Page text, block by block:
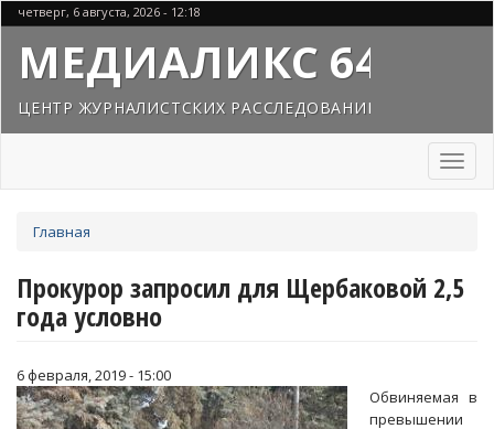
Перейти
к
основному
содержанию
четверг, 6 августа, 2026 - 12:18
МЕДИАЛИКС 64
ЦЕНТР ЖУРНАЛИСТСКИХ РАССЛЕДОВАНИЙ
Toggle
здесь
Главная
Прокурор запросил для Щербаковой 2,5
года условно
6 февраля, 2019 - 15:00
Обвиняемая в
превышении